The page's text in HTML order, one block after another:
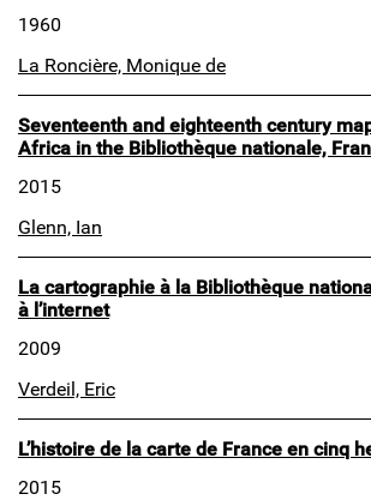
1960
La Roncière, Monique de
Seventeenth and eighteenth century
Africa in the Bibliothèque nationale,
2015
Glenn, Ian
La cartographie à la Bibliothèque
à l’internet
2009
Verdeil, Eric
L’histoire de la carte de France en cinq
2015